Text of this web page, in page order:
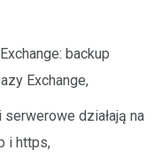
backup
Exchange,
działają na
i https,